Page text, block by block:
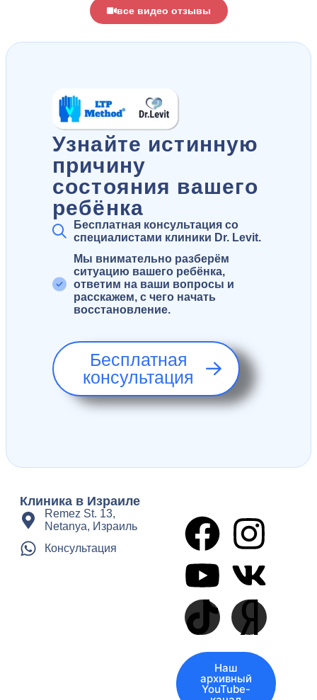
все видео отзывы
Узнайте истинную
причину
состояния вашего
ребёнка
Бесплатная консультация со
специалистами клиники Dr. Levit.
Мы внимательно разберём
ситуацию вашего ребёнка,
ответим на ваши вопросы и
расскажем, с чего начать
восстановление.
Бесплатная
консультация
Клиника в Израиле
Remez St. 13,
Netanya, Израиль
Консультация
Наш
архивный
YouTube-